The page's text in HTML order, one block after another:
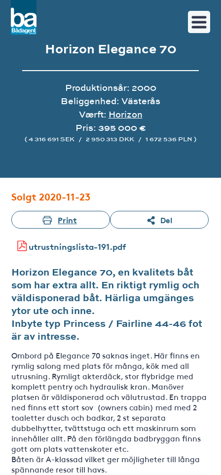
Horizon Elegance 70
Produktionsår: 2000
Beliggenhed: Västerås
Værft: Horizon
Pris: 395 000 €
( 4 316 691 SEK / 2 950 313 DKK / 1 672 536 PLN )
Solgt 2020-11-23
Print Del
utrustningslista-191.pdf
Horizon Elegance 70, en kvalitets båt
som har extra allt. En riktigt rymlig och
väldisponerad båt. Härliga umgänges
ytor ute och inne.
Inbyte typ Princess / Fairline 44-46 fot
är av intresse.
Ombord på Elegance 70 saknas inget. Här finns en
rymlig salong med plats för många, kök med all
utrusning. Rymligt akterdäck, stor flybridge med
komplett pentry och hydraulisk kran. Manöver
platsen är väldisponerad och välutrustad. En trappa
ned finns ett stort sov (owners cabin) med med 2
toaletter dusch och badkar, 2 st separata
dubbelhytter, tvättstuga och ett maskinrum som
innehåller allt. På den förlängda badbryggan finns
gott om plats vattenskoter etc.
Båten är A-klassad vilket ger möjligheter till långa
spännande resor till havs.